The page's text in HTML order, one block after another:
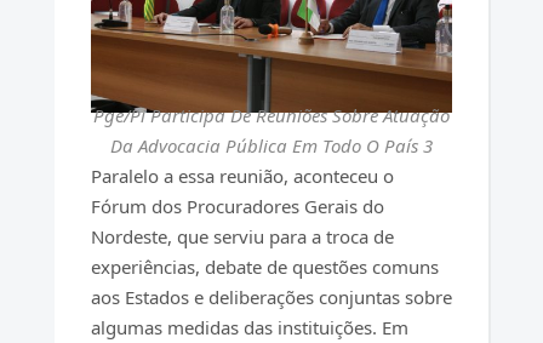
Pge/Pi Participa De Reuniões Sobre Atuação
Da Advocacia Pública Em Todo O País 3
Paralelo a essa reunião, aconteceu o
Fórum dos Procuradores Gerais do
Nordeste, que serviu para a troca de
experiências, debate de questões comuns
aos Estados e deliberações conjuntas sobre
algumas medidas das instituições. Em